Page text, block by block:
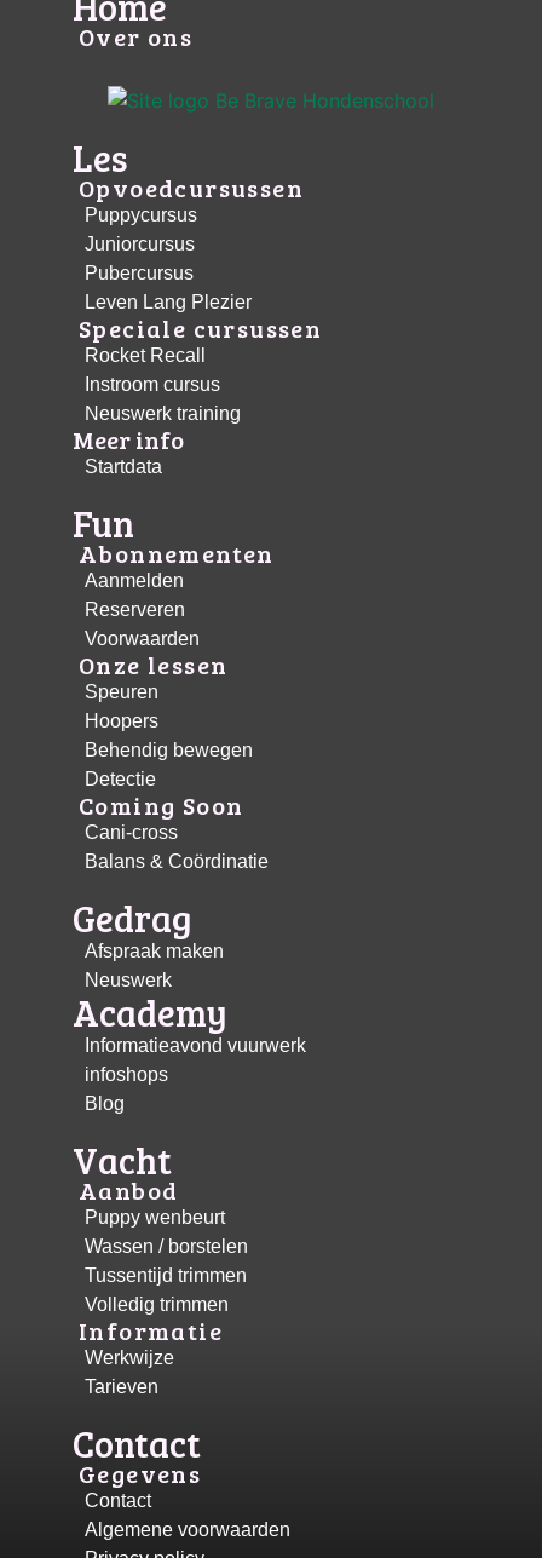
Over ons
Les
Opvoedcursussen
Puppycursus
Juniorcursus
Pubercursus
Leven Lang Plezier
Speciale cursussen
Rocket Recall
Instroom cursus
Neuswerk training
Meer info
Startdata
Fun
Abonnementen
Aanmelden
Reserveren
Voorwaarden
Onze lessen
Speuren
Hoopers
Behendig bewegen
Detectie
Coming Soon
Cani-cross
Balans & Coördinatie
Gedrag
Afspraak maken
Neuswerk
Academy
Informatieavond vuurwerk
infoshops
Blog
Vacht
Aanbod
Puppy wenbeurt
Wassen / borstelen
Tussentijd trimmen
Volledig trimmen
Informatie
Werkwijze
Tarieven
Contact
Gegevens
Contact
Algemene voorwaarden